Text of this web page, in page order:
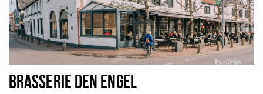
BRASSERIE DEN ENGEL